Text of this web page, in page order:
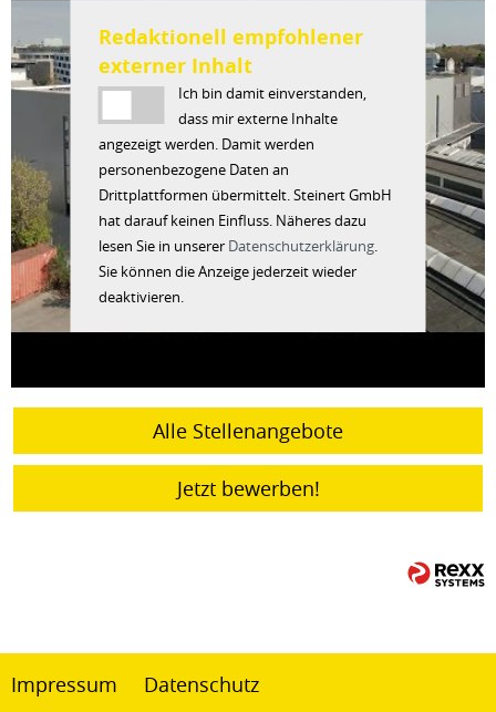
Redaktionell empfohlener
externer Inhalt
Ich bin damit einverstanden,
dass mir externe Inhalte
angezeigt werden. Damit werden
personenbezogene Daten an
Drittplattformen übermittelt. Steinert GmbH
hat darauf keinen Einfluss. Näheres dazu
lesen Sie in unserer Datenschutzerklärung.
Sie können die Anzeige jederzeit wieder
deaktivieren.
Alle Stellenangebote
Jetzt bewerben!
Impressum Datenschutz